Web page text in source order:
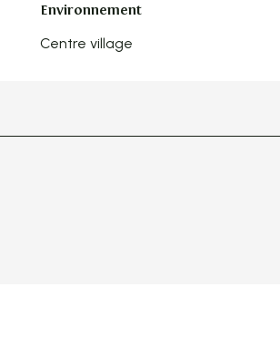
Environnement
Environnement
Centre village